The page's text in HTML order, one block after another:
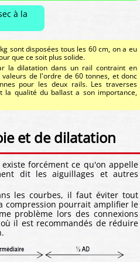
à la
sont disposées tous les 60 cm, on a eu
que ce soit plus solide.
la dilatation dans un rail contraint en
de l'ordre de 60 tonnes, et donc
pour les deux rails. Les traverses
la qualité du ballast a son importance,
et de dilatation
forcément ce qu'on appelle
dit les aiguillages et autres
les courbes, il faut éviter tout
compression pourrait amplifier le
problème lors des connexions
il est recommandés de réduire